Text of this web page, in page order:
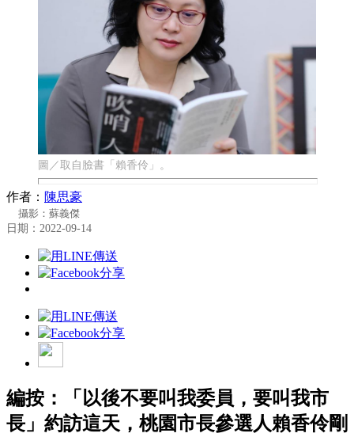
圖／取自臉書「賴香伶」。
作者： 陳思豪
攝影：蘇義傑
日期：2022-09-14
編按：「以後不要叫我委員，要叫我市
長」約訪這天，桃園市長參選人賴香伶剛